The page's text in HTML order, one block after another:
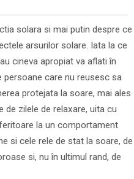
solara si mai putin despre ce
arsurilor solare. Iata la ce
cineva apropiat va aflati în
care nu reusesc sa
protejata la soare, mai ales
de zilele de relaxare, uita cu
la un comportament
si cele rele de stat la soare, de
si, nu în ultimul rand, de